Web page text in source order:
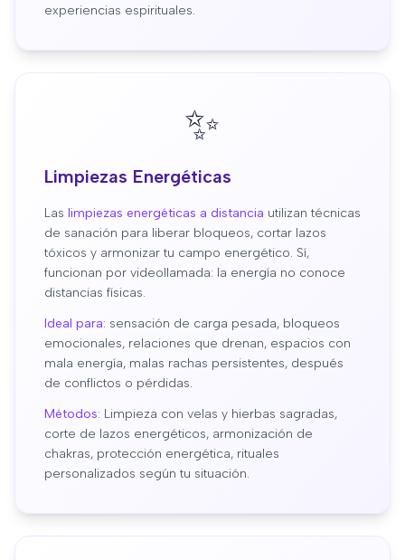
experiencias espirituales.
✨
Limpiezas Energéticas
Las limpiezas energéticas a distancia utilizan técnicas
de sanación para liberar bloqueos, cortar lazos
tóxicos y armonizar tu campo energético. Sí,
funcionan por videollamada: la energía no conoce
distancias físicas.
Ideal para: sensación de carga pesada, bloqueos
emocionales, relaciones que drenan, espacios con
mala energía, malas rachas persistentes, después
de conflictos o pérdidas.
Métodos: Limpieza con velas y hierbas sagradas,
corte de lazos energéticos, armonización de
chakras, protección energética, rituales
personalizados según tu situación.